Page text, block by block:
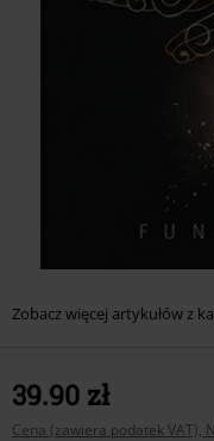
Zobacz więcej artykułów z
39.90 zł
Cena (zawiera podatek VAT),